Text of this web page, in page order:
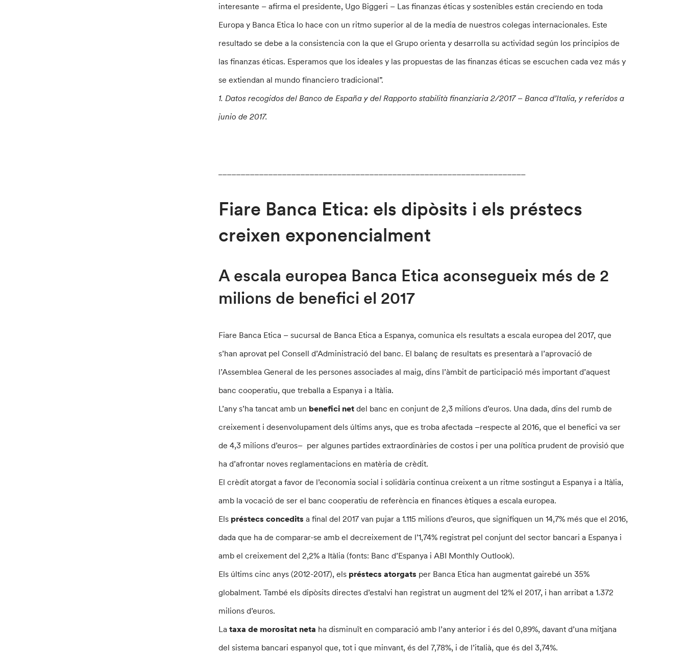
interesante – afirma el presidente, Ugo Biggeri – Las finanzas éticas y sostenibles están creciendo en toda
Europa y Banca Etica lo hace con un ritmo superior al de la media de nuestros colegas internacionales. Este
resultado se debe a la consistencia con la que el Grupo orienta y desarrolla su actividad según los principios de
las finanzas éticas. Esperamos que los ideales y las propuestas de las finanzas éticas se escuchen cada vez más y
se extiendan al mundo financiero tradicional”.
1. Datos recogidos del Banco de España y del Rapporto stabilità finanziaria 2/2017 – Banca d’Italia, y referidos a
junio de 2017.
Fiare Banca Etica: els dipòsits i els préstecs
creixen exponencialment
A escala europea Banca Etica aconsegueix més de 2
milions de benefici el 2017
Fiare Banca Etica – sucursal de Banca Etica a Espanya, comunica els resultats a escala europea del 2017, que
s’han aprovat pel Consell d’Administració del banc. El balanç de resultats es presentarà a l’aprovació de
l’Assemblea General de les persones associades al maig, dins l’àmbit de participació més important d’aquest
banc cooperatiu, que treballa a Espanya i a Itàlia.
L’any s’ha tancat amb un benefici net del banc en conjunt de 2,3 milions d’euros. Una dada, dins del rumb de
creixement i desenvolupament dels últims anys, que es troba afectada –respecte al 2016, que el benefici va ser
de 4,3 milions d’euros– per algunes partides extraordinàries de costos i per una política prudent de provisió que
ha d’afrontar noves reglamentacions en matèria de crèdit.
El crèdit atorgat a favor de l’economia social i solidària continua creixent a un ritme sostingut a Espanya i a Itàlia,
amb la vocació de ser el banc cooperatiu de referència en finances ètiques a escala europea.
Els préstecs concedits a final del 2017 van pujar a 1.115 milions d’euros, que signifiquen un 14,7% més que el 2016,
dada que ha de comparar-se amb el decreixement de l’1,74% registrat pel conjunt del sector bancari a Espanya i
amb el creixement del 2,2% a Itàlia (fonts: Banc d’Espanya i ABI Monthly Outlook).
Els últims cinc anys (2012-2017), els préstecs atorgats per Banca Etica han augmentat gairebé un 35%
globalment. També els dipòsits directes d’estalvi han registrat un augment del 12% el 2017, i han arribat a 1.372
milions d’euros.
Lataxa de morositat neta ha disminuït en comparació amb l’any anterior i és del 0,89%, davant d’una mitjana
del sistema bancari espanyol que, tot i que minvant, és del 7,78%, i de l’italià, que és del 3,74%.